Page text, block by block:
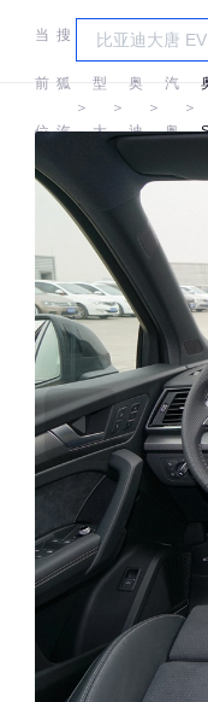
当
前
位
置:
搜
狐
汽
车
＞
车
型
大
＞
奥
迪
＞
一
汽
奥
迪
＞